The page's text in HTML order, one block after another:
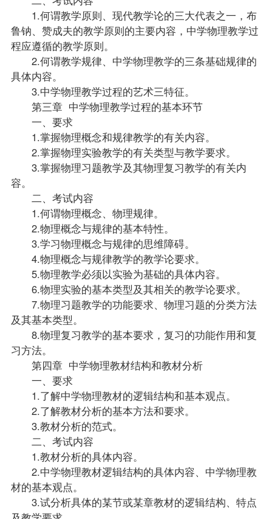
1.何谓教学原则、现代教学论的三大代表之一，布
鲁钠、赞成夫的教学原则的主要内容，中学物理教学过
程应遵循的教学原则。
2.何谓教学规律、中学物理教学的三条基础规律的
具体内容。
3.中学物理教学过程的艺术三特征。
第三章 中学物理教学过程的基本环节
一、要求
1.掌握物理概念和规律教学的有关内容。
2.掌握物理实验教学的有关类型与教学要求。
3.掌握物理习题教学及其物理复习教学的有关内
容。
二、考试内容
1.何谓物理概念、物理规律。
2.物理概念与规律的基本特性。
3.学习物理概念与规律的思维障碍。
4.物理概念与规律教学的教学论要求。
5.物理教学必须以实验为基础的具体内容。
6.物理实验的基本类型及其相关的教学论要求。
7.物理习题教学的功能要求、物理习题的分类方法
及其基本类型。
8.物理复习教学的基本要求，复习的功能作用和复
习方法。
第四章 中学物理教材结构和教材分析
一、要求
1.了解中学物理教材的逻辑结构和基本观点。
2.了解教材分析的基本方法和要求。
3.教材分析的范式。
二、考试内容
1.教材分析的具体内容。
2.中学物理教材逻辑结构的具体内容、中学物理教
材的基本观点。
3.试分析具体的某节或某章教材的逻辑结构、特点